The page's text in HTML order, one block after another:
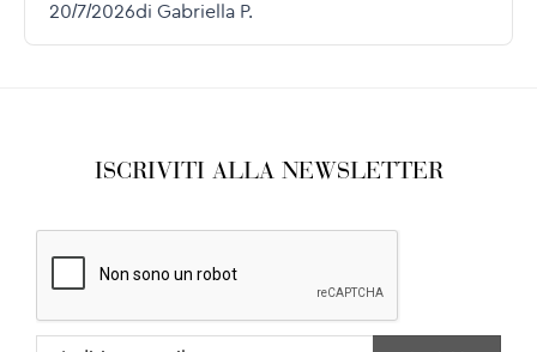
ISCRIVITI ALLA NEWSLETTER